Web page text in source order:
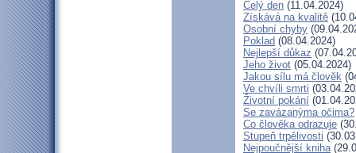
Celý den (11.04.2024)
Získává na kvalitě
Osobní chyby
Poklad (08.04.2024)
Nejlepší důkaz
Jeho život (05.04.2024)
Jakou sílu má člověk
Ve chvíli smrti
Životní pokání
Se zavázanýma očima?
Co člověka odrazuje
Stupeň trpělivosti
Nejpoučnější kniha